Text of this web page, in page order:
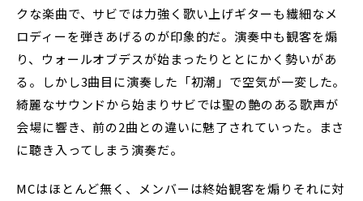
クな楽曲で、サビでは力強く歌い上げギターも繊細なメ
ロディーを弾きあげるのが印象的だ。演奏中も観客を煽
り、ウォールオブデスが始まったりととにかく勢いがあ
る。しかし3曲目に演奏した「初潮」で空気が一変した。
綺麗なサウンドから始まりサビでは聖の艶のある歌声が
会場に響き、前の2曲との違いに魅了されていった。まさ
に聴き入ってしまう演奏だ。
MCはほとんど無く、メンバーは終始観客を煽りそれに対